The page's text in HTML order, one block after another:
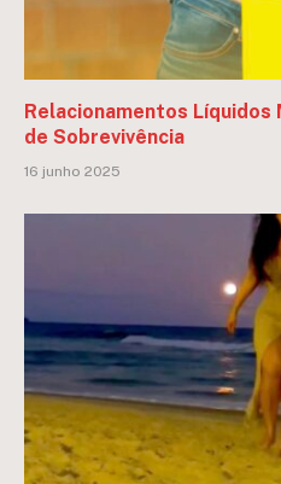
Relacionamentos Líquidos
de Sobrevivência
16 junho 2025